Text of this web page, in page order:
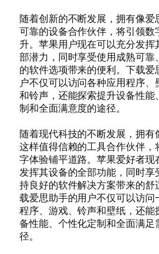
随着创新的不断发展，拥有像爱
可靠的设备合作伙伴，将引领数
升。苹果用户现在可以充分发挥
部潜力，同时享受使用成熟可靠
的软件选项带来的便利。下载爱
户不仅可以访问各种应用程序、
和铃声，还能探索提升设备性能
制和全面满意度的途径。
随着现代科技的不断发展，拥有
这样值得信赖的工具合作伙伴，
字体验铺平道路。苹果爱好者现
发挥其设备的全部功能，同时享
持良好的软件解决方案带来的舒
载爱思助手的用户不仅可以访问
程序、游戏、铃声和壁纸，还能
备性能、个性化定制和全面满足
径。